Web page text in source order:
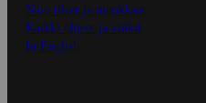
Näin tilaat ja muokkaat
Kaikki ohjeet ja vinkit
In English